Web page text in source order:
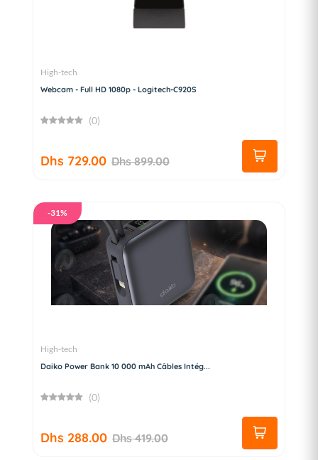
High-tech
Webcam - Full HD 1080p - Logitech-C920S
(0)
Dhs 729.00 Dhs 899.00
-31%
High-tech
Daiko Power Bank 10 000 mAh Câbles Intég...
(0)
Dhs 288.00 Dhs 419.00